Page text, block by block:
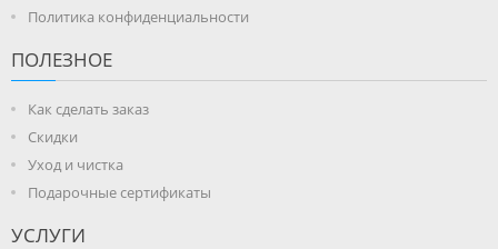
Политика конфиденциальности
ПОЛЕЗНОЕ
Как сделать заказ
Скидки
Уход и чистка
Подарочные сертификаты
УСЛУГИ